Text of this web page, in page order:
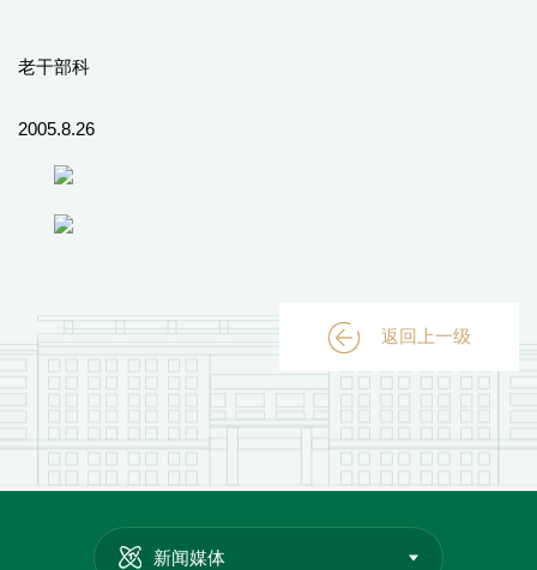
老干部科
2005.8.26
返回上一级
新闻媒体